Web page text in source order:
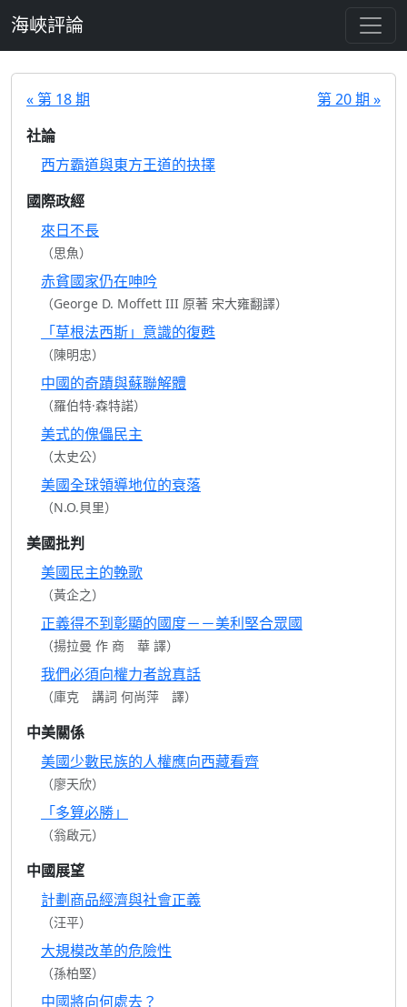
海峽評論
« 第 18 期
第 20 期 »
社論
西方霸道與東方王道的抉擇
國際政經
來日不長
（思魚）
赤貧國家仍在呻吟
（George D. Moffett III 原著 宋大雍翻譯）
「草根法西斯」意識的復甦
（陳明忠）
中國的奇蹟與蘇聯解體
（羅伯特·森特諾）
美式的傀儡民主
（太史公）
美國全球領導地位的衰落
（N.O.貝里）
美國批判
美國民主的輓歌
（黃企之）
正義得不到彰顯的國度－－美利堅合眾國
（揚拉曼 作 商 華 譯）
我們必須向權力者說真話
（庫克 講詞 何尚萍 譯）
中美關係
美國少數民族的人權應向西藏看齊
（廖天欣）
「多算必勝」
（翁啟元）
中國展望
計劃商品經濟與社會正義
（汪平）
大規模改革的危險性
（孫柏堅）
中國將向何處去？